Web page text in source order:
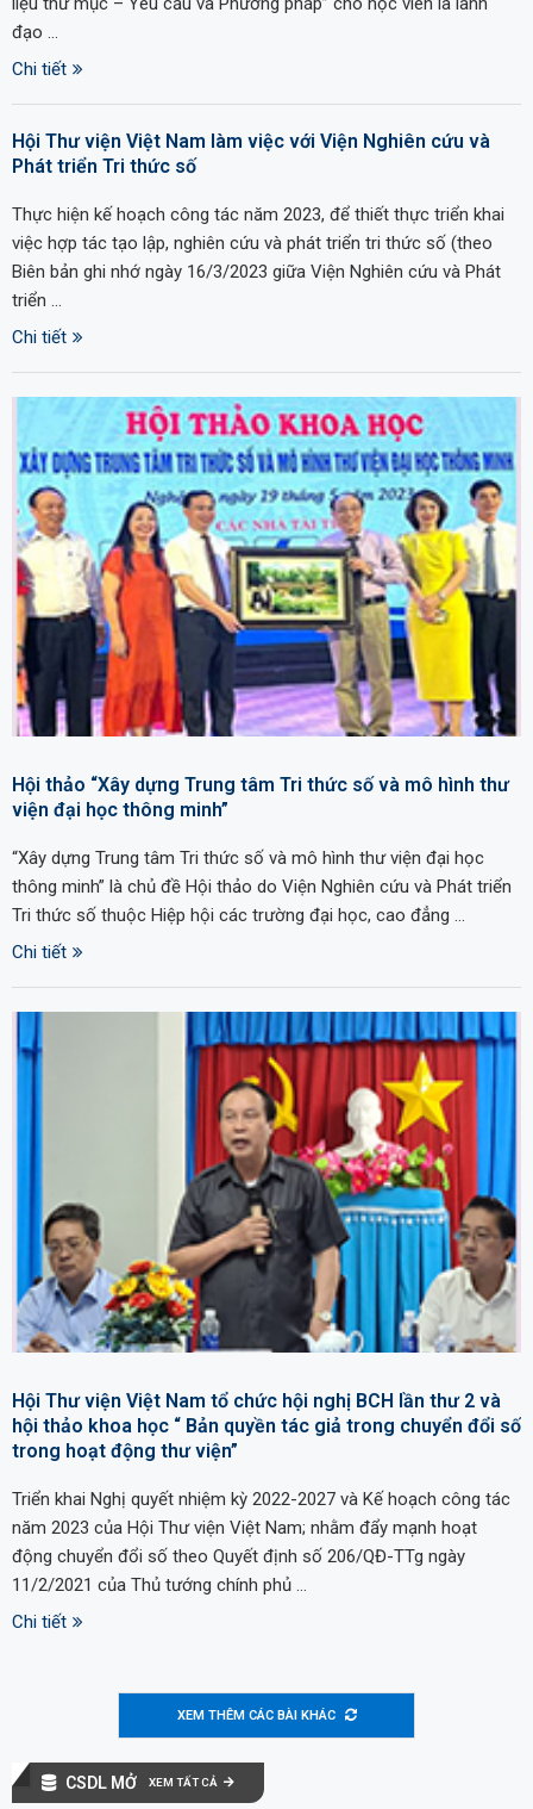
đạo …
Chi tiết
Hội Thư viện Việt Nam làm việc với Viện Nghiên cứu và
Phát triển Tri thức số
Thực hiện kế hoạch công tác năm 2023, để thiết thực triển khai
việc hợp tác tạo lập, nghiên cứu và phát triển tri thức số (theo
Biên bản ghi nhớ ngày 16/3/2023 giữa Viện Nghiên cứu và Phát
triển …
Chi tiết
Hội thảo “Xây dựng Trung tâm Tri thức số và mô hình thư
viện đại học thông minh”
“Xây dựng Trung tâm Tri thức số và mô hình thư viện đại học
thông minh” là chủ đề Hội thảo do Viện Nghiên cứu và Phát triển
Tri thức số thuộc Hiệp hội các trường đại học, cao đẳng …
Chi tiết
Hội Thư viện Việt Nam tổ chức hội nghị BCH lần thư 2 và
hội thảo khoa học “ Bản quyền tác giả trong chuyển đổi số
trong hoạt động thư viện”
Triển khai Nghị quyết nhiệm kỳ 2022-2027 và Kế hoạch công tác
năm 2023 của Hội Thư viện Việt Nam; nhằm đẩy mạnh hoạt
động chuyển đổi số theo Quyết định số 206/QĐ-TTg ngày
11/2/2021 của Thủ tướng chính phủ …
Chi tiết
XEM THÊM CÁC BÀI KHÁC
CSDL MỞ XEM TẤT CẢ